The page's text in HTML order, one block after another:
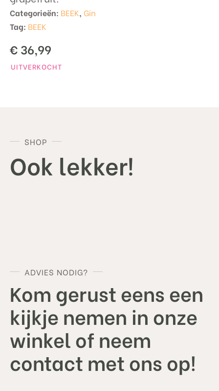
Categorieën: BEEK, Gin
Tag: BEEK
€ 36,99
UITVERKOCHT
SHOP
Ook lekker!
ADVIES NODIG?
Kom gerust eens een
kijkje nemen in onze
winkel of neem
contact met ons op!